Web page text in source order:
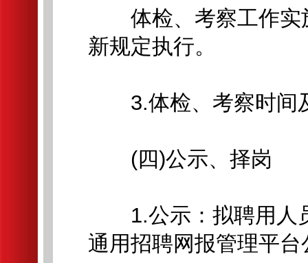
体检、考察工作实
新规定执行。
3.体检、考察时间
(四)公示、择岗
1.公示：拟聘用人
通用招聘网报管理平